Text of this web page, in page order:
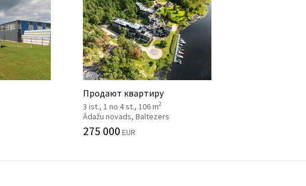
Продают квартиру
3 ist., 1 no 4 st., 106 m2
Ādažu novads, Baltezers
275 000 EUR